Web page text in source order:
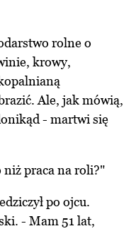
rolne o
krowy,
Ale, jak mówią,
- martwi się
niż praca na roli?"
po ojcu.
- Mam 51 lat,